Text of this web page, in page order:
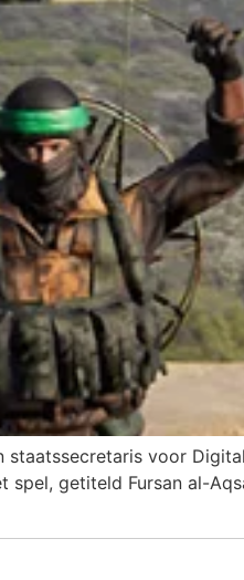
voor
getiteld Fursan al-